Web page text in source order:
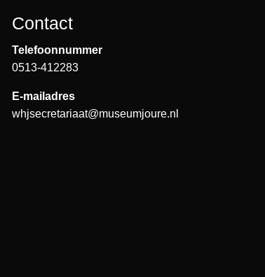
Contact
Telefoonnummer
0513-412283
E-mailadres
whjsecretariaat@museumjoure.nl